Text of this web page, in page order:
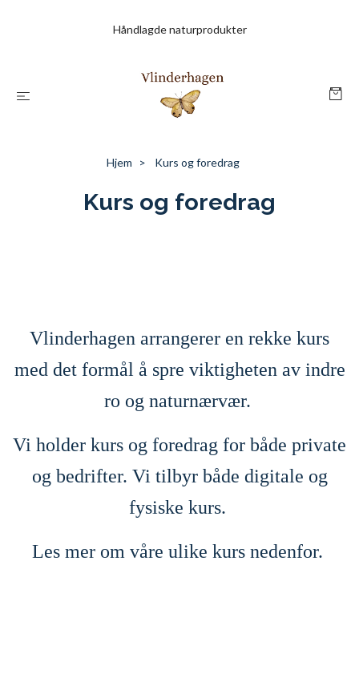
Håndlagde naturprodukter
Hjem Kurs og foredrag
Kurs og foredrag
Vlinderhagen arrangerer en rekke kurs
med det formål å spre viktigheten av indre
ro og naturnærvær.
Vi holder kurs og foredrag for både private
og bedrifter. Vi tilbyr både digitale og
fysiske kurs.
Les mer om våre ulike kurs nedenfor.